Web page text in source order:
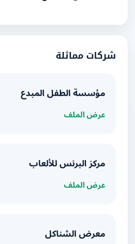
شركات مماثلة
مؤسسة الطفل المبدع
عرض الملف
مركز البرنس للألعاب
عرض الملف
معرض الشناكل